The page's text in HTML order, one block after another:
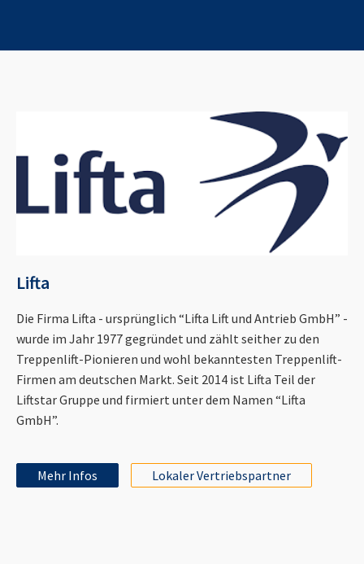
Lifta
Die Firma Lifta - ursprünglich “Lifta Lift und Antrieb GmbH” -
wurde im Jahr 1977 gegründet und zählt seither zu den
Treppenlift-Pionieren und wohl bekanntesten Treppenlift-
Firmen am deutschen Markt. Seit 2014 ist Lifta Teil der
Liftstar Gruppe und firmiert unter dem Namen “Lifta
GmbH”.
Mehr Infos Lokaler Vertriebspartner